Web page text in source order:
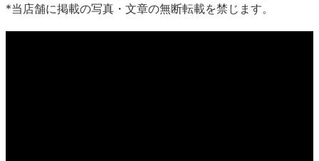
*当店舗に掲載の写真・文章の無断転載を禁じます。